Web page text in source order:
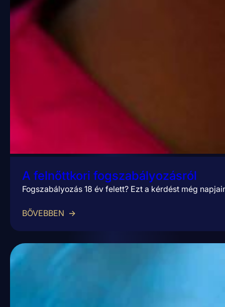
A felnőttkori fogszabályozásról
Fogszabályozás 18 év felett? Ezt a kérdést még
BŐVEBBEN →